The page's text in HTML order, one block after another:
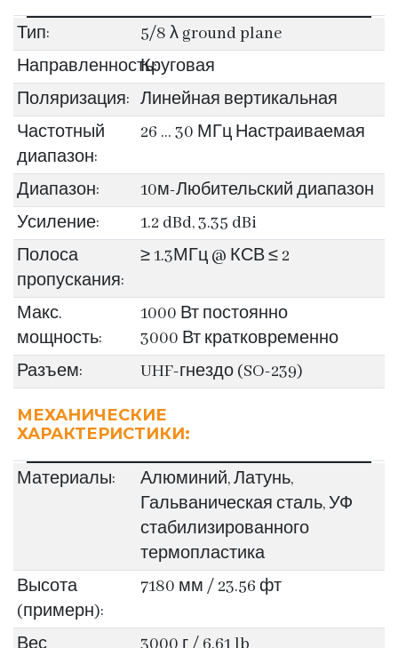
Тип:
5/8 λ ground plane
Направленность:Круговая
Поляризация: Линейная вертикальная
Частотный
диапазон:
26 ... 30 МГц Настраиваемая
Диапазон:
10м-Любительский диапазон
Усиление:
1.2 dBd, 3.35 dBi
Полоса
пропускания:
≥ 1.3МГц @ КСВ ≤ 2
Макс.
мощность:
1000 Вт постоянно
3000 Вт кратковременно
Разъем:
UHF-гнездо (SO-239)
МЕХАНИЧЕСКИЕ
ХАРАКТЕРИСТИКИ:
Материалы:
Алюминий, Латунь,
Гальваническая сталь, УФ
стабилизированного
термопластика
Высота
(примерн):
7180 мм / 23.56 фт